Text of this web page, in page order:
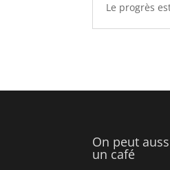
Le progrès
On peut
un café